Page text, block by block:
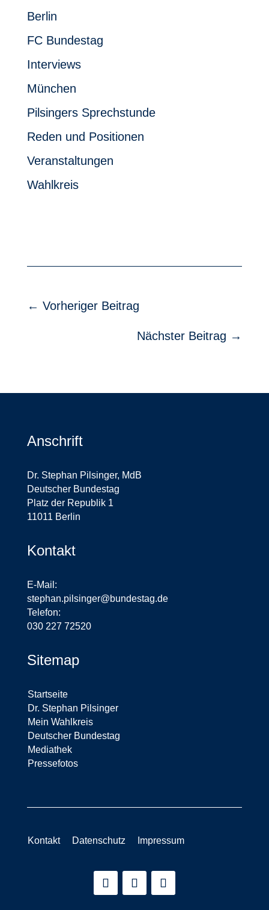
Berlin
FC Bundestag
Interviews
München
Pilsingers Sprechstunde
Reden und Positionen
Veranstaltungen
Wahlkreis
← Vorheriger Beitrag
Nächster Beitrag →
Anschrift
Dr. Stephan Pilsinger, MdB
Deutscher Bundestag
Platz der Republik 1
11011 Berlin
Kontakt
E-Mail:
stephan.pilsinger@bundestag.de
Telefon:
030 227 72520
Sitemap
Startseite
Dr. Stephan Pilsinger
Mein Wahlkreis
Deutscher Bundestag
Mediathek
Pressefotos
Kontakt Datenschutz Impressum